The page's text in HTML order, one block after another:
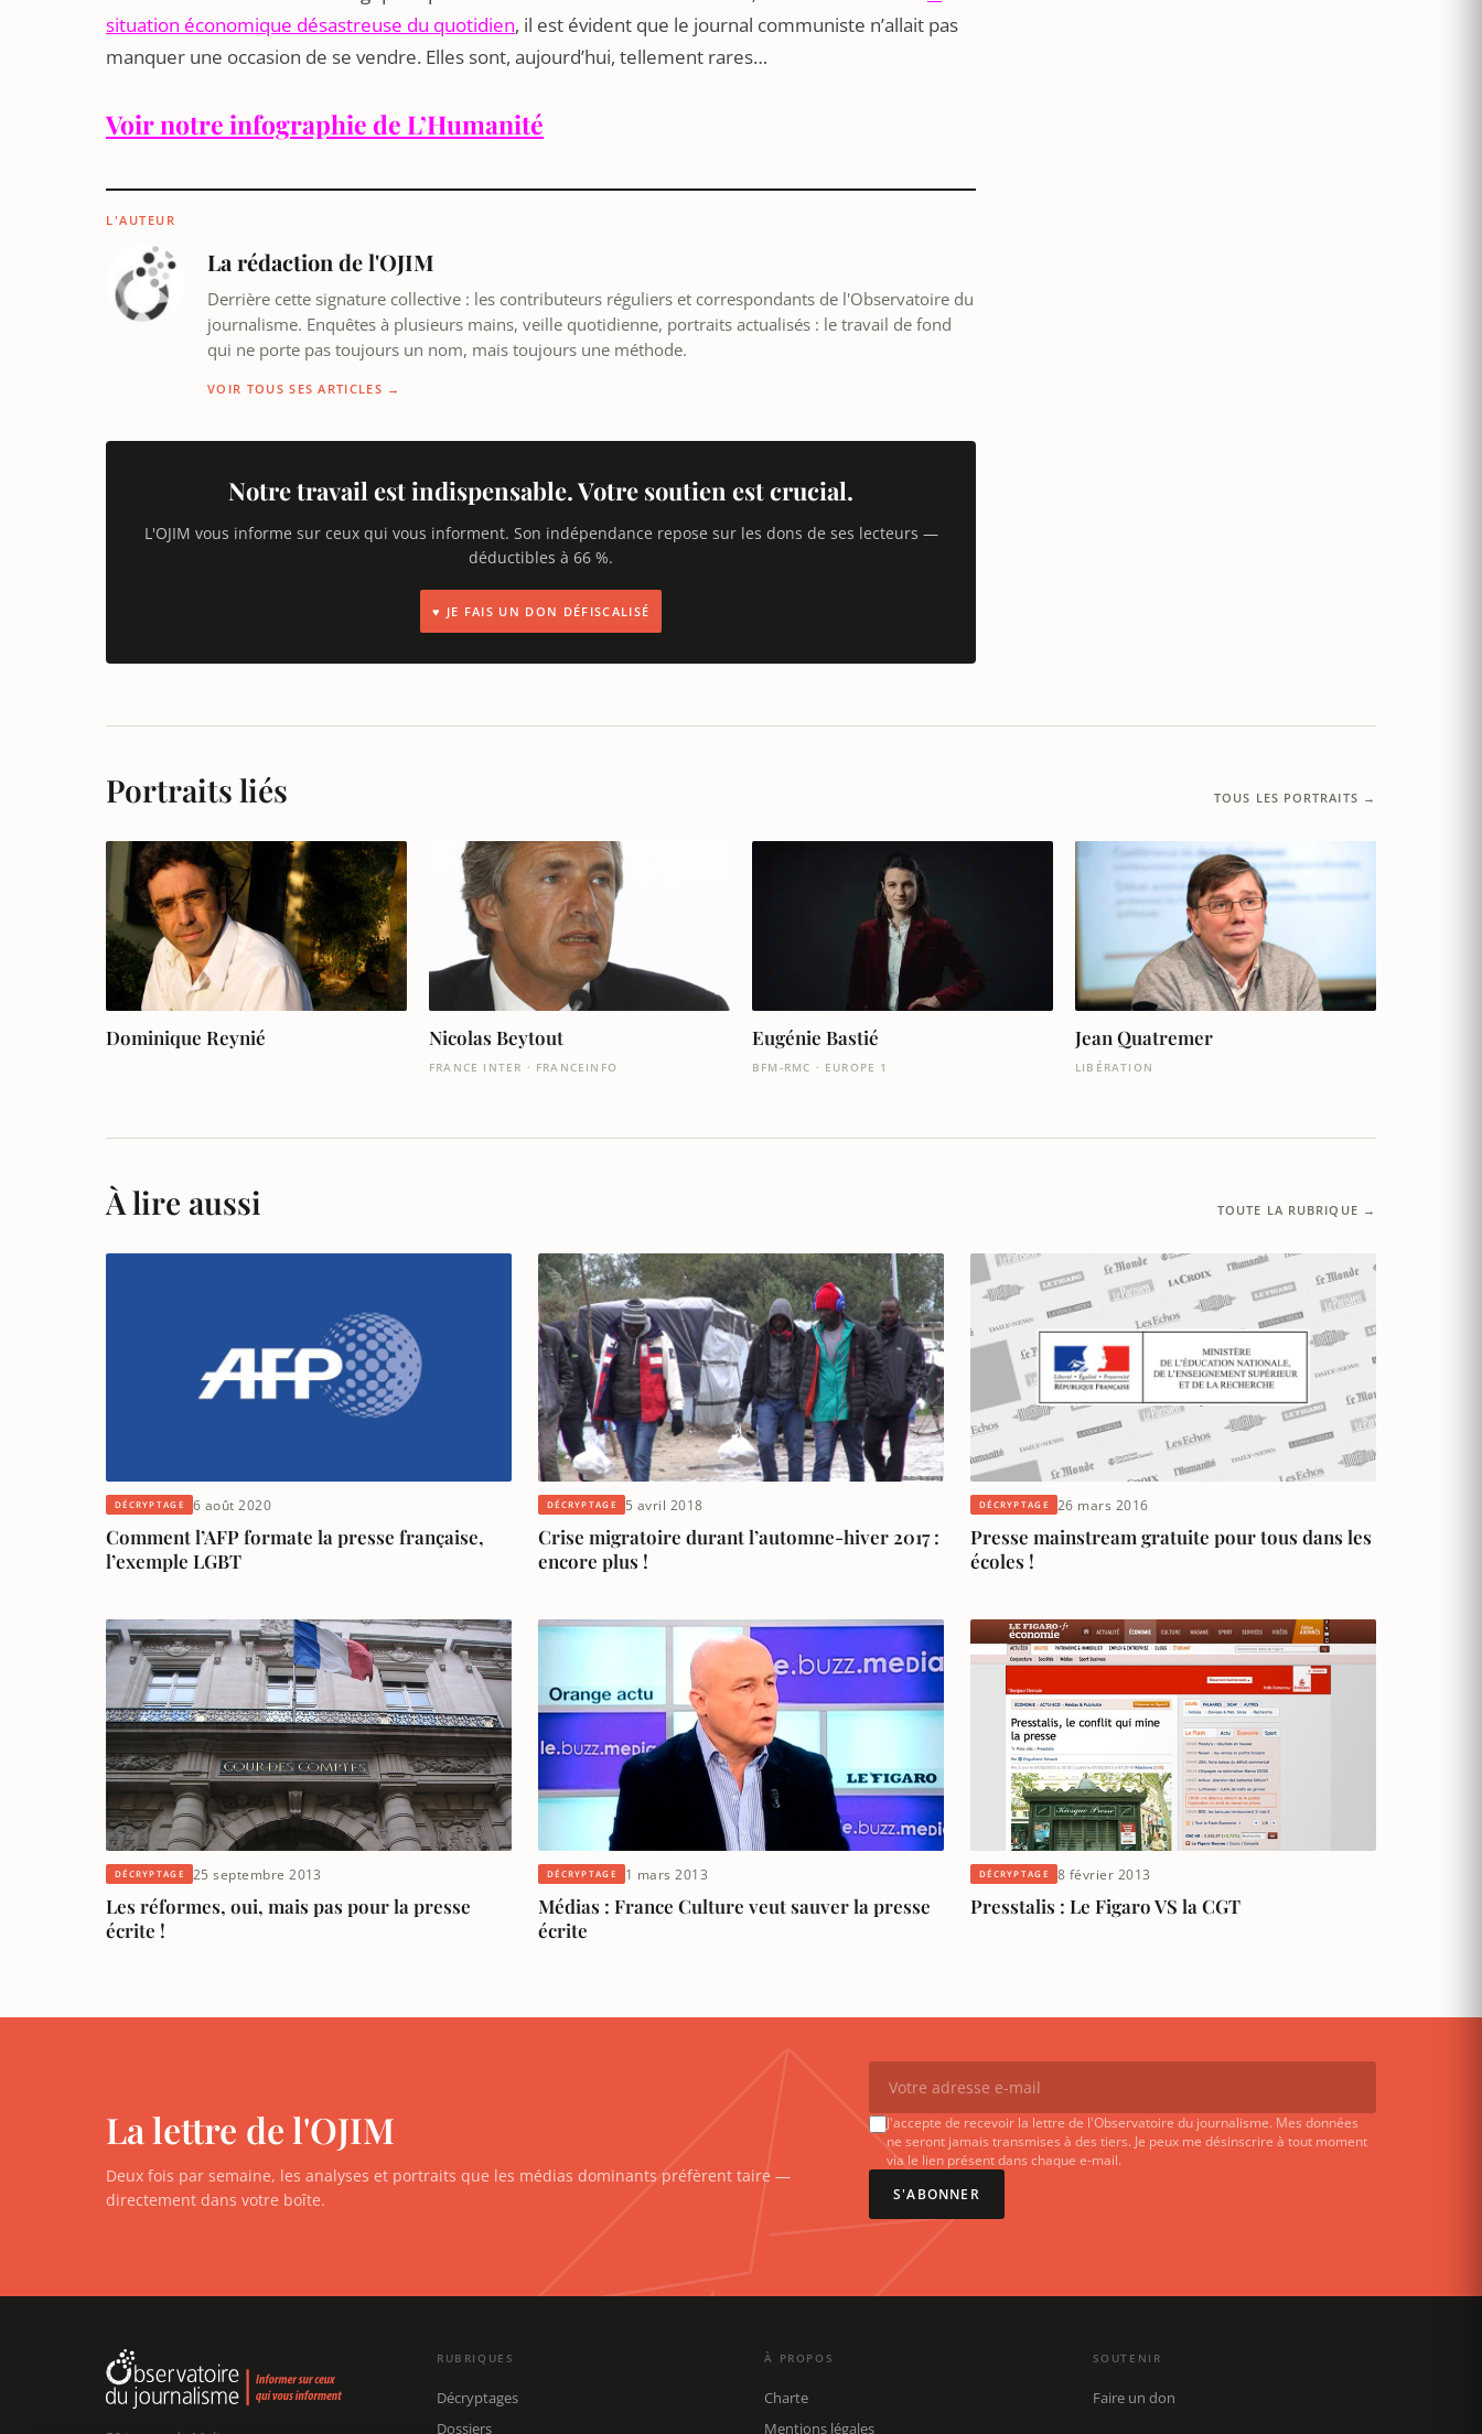
situation économique désastreuse du quotidien, il est évident que le journal communiste n’allait pas
manquer une occasion de se vendre. Elles sont, aujourd’hui, tellement rares…
Voir notre infographie de L’Humanité
L'AUTEUR
La rédaction de l'OJIM
Derrière cette signature collective : les contributeurs réguliers et correspondants de l'Observatoire du
journalisme. Enquêtes à plusieurs mains, veille quotidienne, portraits actualisés : le travail de fond
qui ne porte pas toujours un nom, mais toujours une méthode.
VOIR TOUS SES ARTICLES →
Notre travail est indispensable. Votre soutien est crucial.
L'OJIM vous informe sur ceux qui vous informent. Son indépendance repose sur les dons de ses lecteurs —
déductibles à 66 %.
♥ JE FAIS UN DON DÉFISCALISÉ
Portraits liés TOUS LES PORTRAITS →
Dominique Reynié Nicolas Beytout
FRANCE INTER · FRANCEINFO
Eugénie Bastié
BFM-RMC · EUROPE 1
Jean Quatremer
LIBÉRATION
À lire aussi TOUTE LA RUBRIQUE →
DÉCRYPTAGE 6 août 2020
Comment l’AFP formate la presse française,
l’exemple LGBT
DÉCRYPTAGE 5 avril 2018
Crise migratoire durant l’automne-hiver 2017 :
encore plus !
DÉCRYPTAGE 26 mars 2016
Presse mainstream gratuite pour tous dans les
écoles !
DÉCRYPTAGE 25 septembre 2013
Les réformes, oui, mais pas pour la presse
écrite !
DÉCRYPTAGE 1 mars 2013
Médias : France Culture veut sauver la presse
écrite
DÉCRYPTAGE 8 février 2013
Presstalis : Le Figaro VS la CGT
La lettre de l'OJIM
Deux fois par semaine, les analyses et portraits que les médias dominants préfèrent taire —
directement dans votre boîte.
J'accepte de recevoir la lettre de l'Observatoire du journalisme. Mes données
ne seront jamais transmises à des tiers. Je peux me désinscrire à tout moment
via le lien présent dans chaque e-mail.
S'ABONNER
RUBRIQUES
Décryptages
Dossiers
À PROPOS
Charte
Mentions légales
SOUTENIR
Faire un don